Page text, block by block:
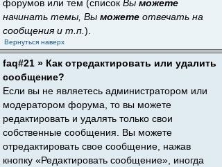
форумов или тем (список Вы можете
начинать темы, Вы можете отвечать на
сообщения и т.п. ).
Вернуться наверх
faq#21 » Как отредактировать или удалить
сообщение?
Если вы не являетесь администратором или
модератором форума, то вы можете
редактировать и удалять только свои
собственные сообщения. Вы можете
отредактировать свое сообщение, нажав
кнопку «Редактировать сообщение», иногда